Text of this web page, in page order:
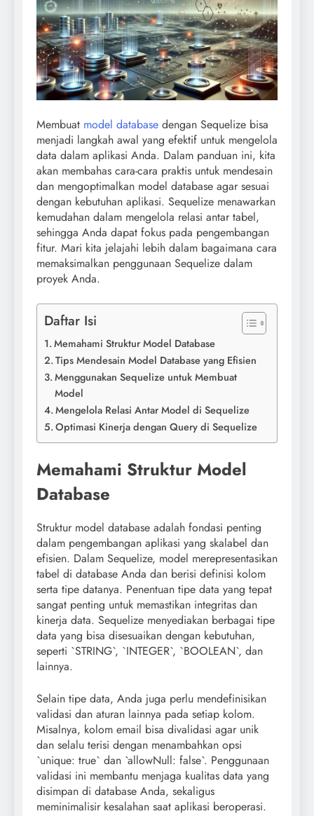
Membuat model database dengan Sequelize bisa
menjadi langkah awal yang efektif untuk mengelola
data dalam aplikasi Anda. Dalam panduan ini, kita
akan membahas cara-cara praktis untuk mendesain
dan mengoptimalkan model database agar sesuai
dengan kebutuhan aplikasi. Sequelize menawarkan
kemudahan dalam mengelola relasi antar tabel,
sehingga Anda dapat fokus pada pengembangan
fitur. Mari kita jelajahi lebih dalam bagaimana cara
memaksimalkan penggunaan Sequelize dalam
proyek Anda.
Daftar Isi
Memahami Struktur Model Database
Tips Mendesain Model Database yang Efisien
Menggunakan Sequelize untuk Membuat
Model
Mengelola Relasi Antar Model di Sequelize
Optimasi Kinerja dengan Query di Sequelize
Memahami Struktur Model
Database
Struktur model database adalah fondasi penting
dalam pengembangan aplikasi yang skalabel dan
efisien. Dalam Sequelize, model merepresentasikan
tabel di database Anda dan berisi definisi kolom
serta tipe datanya. Penentuan tipe data yang tepat
sangat penting untuk memastikan integritas dan
kinerja data. Sequelize menyediakan berbagai tipe
data yang bisa disesuaikan dengan kebutuhan,
seperti `STRING`, `INTEGER`, `BOOLEAN`, dan
lainnya.
Selain tipe data, Anda juga perlu mendefinisikan
validasi dan aturan lainnya pada setiap kolom.
Misalnya, kolom email bisa divalidasi agar unik
dan selalu terisi dengan menambahkan opsi
`unique: true` dan `allowNull: false`. Penggunaan
validasi ini membantu menjaga kualitas data yang
disimpan di database Anda, sekaligus
meminimalisir kesalahan saat aplikasi beroperasi.